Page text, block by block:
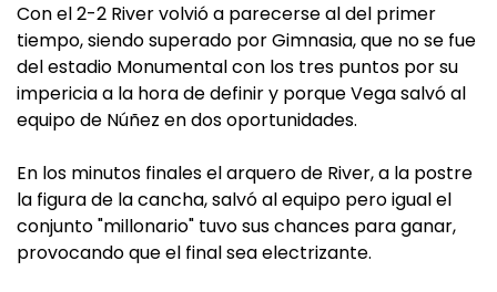
Con el 2-2 River volvió a parecerse al del primer
tiempo, siendo superado por Gimnasia, que no se fue
del estadio Monumental con los tres puntos por su
impericia a la hora de definir y porque Vega salvó al
equipo de Núñez en dos oportunidades.
En los minutos finales el arquero de River, a la postre
la figura de la cancha, salvó al equipo pero igual el
conjunto "millonario" tuvo sus chances para ganar,
provocando que el final sea electrizante.